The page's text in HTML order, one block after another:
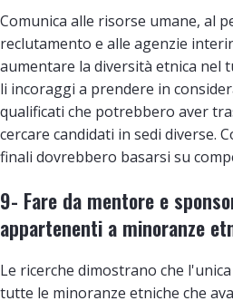
Comunica alle risorse umane, al
reclutamento e alle agenzie
aumentare la diversità etnica nel
li incoraggi a prendere in
qualificati che potrebbero aver
cercare candidati in sedi diverse.
finali dovrebbero basarsi su
9- Fare da mentore e
appartenenti a minoranze
Le ricerche dimostrano che
tutte le minoranze etniche che